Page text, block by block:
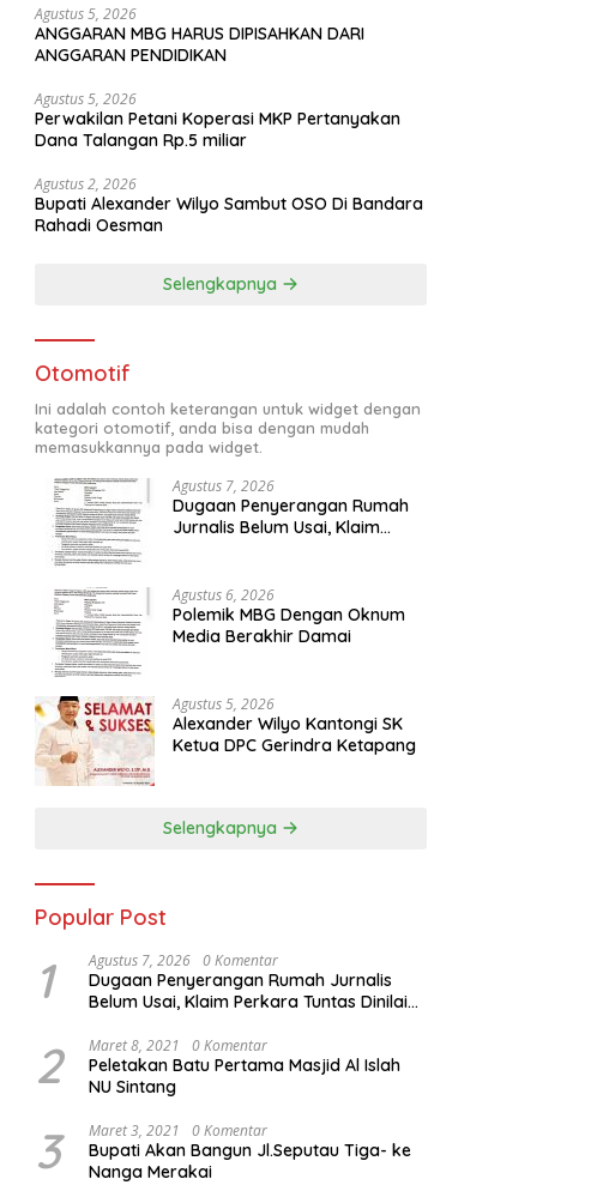
Agustus 5, 2026
ANGGARAN MBG HARUS DIPISAHKAN DARI
ANGGARAN PENDIDIKAN
Agustus 5, 2026
Perwakilan Petani Koperasi MKP Pertanyakan
Dana Talangan Rp.5 miliar
Agustus 2, 2026
Bupati Alexander Wilyo Sambut OSO Di Bandara
Rahadi Oesman
Selengkapnya
Otomotif
Ini adalah contoh keterangan untuk widget dengan
kategori otomotif, anda bisa dengan mudah
memasukkannya pada widget.
Agustus 7, 2026
Dugaan Penyerangan Rumah
Jurnalis Belum Usai, Klaim
Agustus 6, 2026
Polemik MBG Dengan Oknum
Media Berakhir Damai
Agustus 5, 2026
Alexander Wilyo Kantongi SK
Ketua DPC Gerindra Ketapang
Selengkapnya
Popular Post
1 Agustus 7, 2026 0 Komentar
Dugaan Penyerangan Rumah Jurnalis
Belum Usai, Klaim Perkara Tuntas Dinilai
2 Maret 8, 2021 0 Komentar
Peletakan Batu Pertama Masjid Al Islah
NU Sintang
3 Maret 3, 2021 0 Komentar
Bupati Akan Bangun Jl.Seputau Tiga- ke
Nanga Merakai